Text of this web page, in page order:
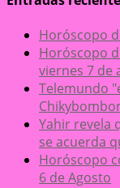
Horóscopo
Horóscopo
viernes 7 de
Telemundo
Yahir revela
se acuerda
Horóscopo
6 de Agosto